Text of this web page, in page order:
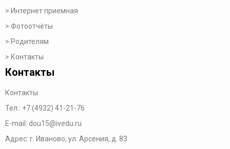
Интернет приемная
Фотоотчёты
Родителям
Контакты
Контакты
Контакты
Тел.: +7 (4932) 41-21-76
E-mail: dou15@ivedu.ru
Адрес: г. Иваново, ул. Арсения, д. 83